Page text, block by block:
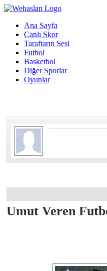
Ana Sayfa
Canlı Skor
Taraftarın Sesi
Futbol
Basketbol
Diğer Sporlar
Oyunlar
Umut Veren